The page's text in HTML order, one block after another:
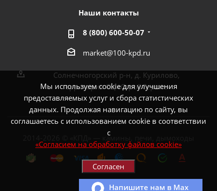
Мы используем cookie для улучшения
предоставляемых услуг и сбора статистических
данных. Продолжая навигацию по сайту, вы
соглашаетесь с использованием cookie в соответствии
с
«Согласием на обработку файлов cookie»
Согласен
Напишите нам в Max
Наши контакты
8 (800) 600-50-07
market@100-kpd.ru
Солнечногорский р-н, д. Курилово,
территория СЦ «СтройСервис»
2014-2026 © «КПД» — камины, печи, дымоходы